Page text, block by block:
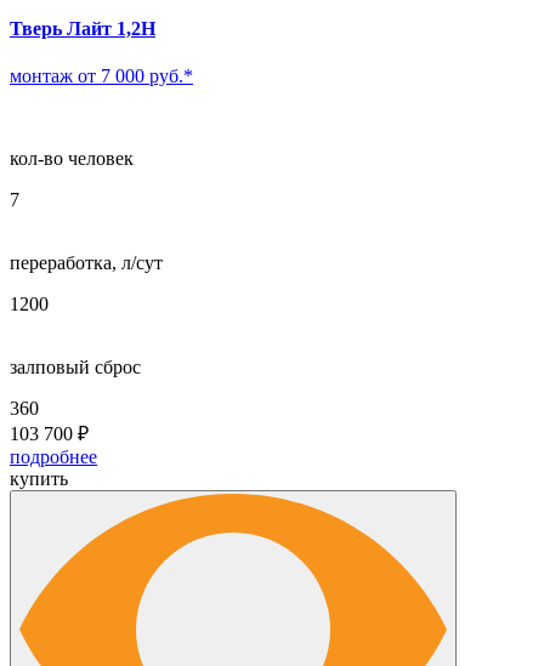
Тверь Лайт 1,2Н
монтаж от 7 000 руб.*
кол-во человек
7
переработка, л/сут
1200
залповый сброс
360
103 700 ₽
подробнее
купить